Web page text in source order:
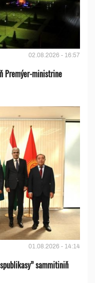
02.08.2026 - 16:57
Premýer-ministrine
01.08.2026 - 14:14
sammitiniň